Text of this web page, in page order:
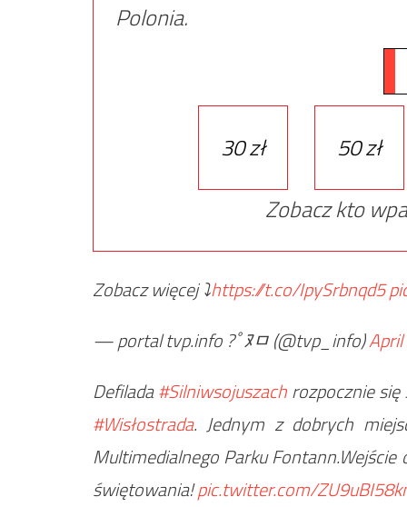
Polonia.
30 zł 50 zł
Zobacz kto
Zobacz więcej ⤵️https://t.co/IpySrbnqd5
— portal tvp.info ?￰ﾟﾇﾱ (@tvp_info)
Defilada#Silniwsojuszachrozpocznie
#Wisłostrada. Jednym z dobrych
Multimedialnego Parku
świętowania!pic.twitter.com/